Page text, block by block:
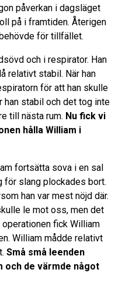
påverkan i dagsläget
på i framtiden. Återigen
för tillfället.
och i respirator. Han
relativt stabil. När han
för att han skulle
han stabil och det tog inte
till nästa rum. Nu fick vi
hålla William i
fortsätta sova i en sal
för slang plockades bort.
han var mest nöjd där.
le mot oss, men det
fick William
William mådde relativt
Små små leenden
och de värmde något